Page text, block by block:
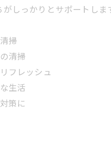
がしっかりとサポートしま
掃
清掃
フレッシュ
生活
策に